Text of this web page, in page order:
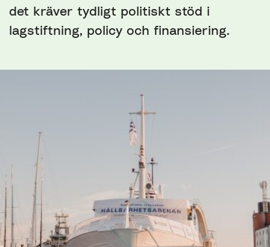
det kräver tydligt politiskt stöd i
lagstiftning, policy och finansiering.